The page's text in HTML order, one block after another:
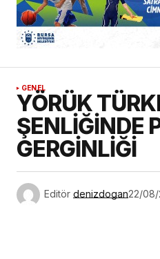
GENEL
YÖRÜK
ŞENLİĞİNDE
GERGİNLİĞİ
Editör denizdogan22/08/